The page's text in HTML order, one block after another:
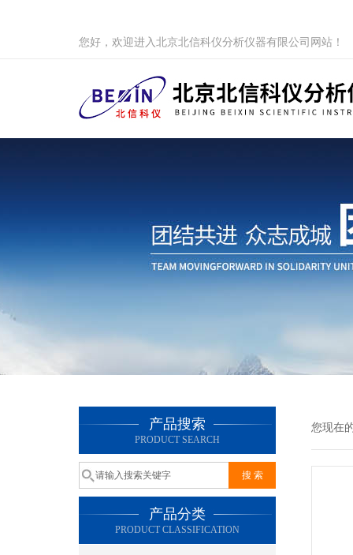
您好，欢迎进入北京北信科仪分析仪器有限公司网站！
产品搜索
PRODUCT SEARCH
产品分类
PRODUCT CLASSIFICATION
您现在